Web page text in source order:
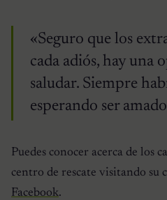
«Seguro que los
cada adiós, hay una
saludar. Siempre
esperando ser
Puedes conocer acerca de los
centro de rescate visitando su
Facebook.